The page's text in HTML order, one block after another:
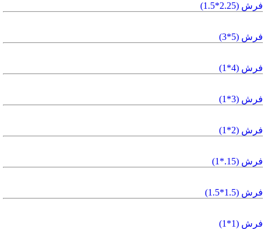
فرش (2.25*1.5)
فرش (5*3)
فرش (4*1)
فرش (3*1)
فرش (2*1)
فرش (15.*1)
فرش (1.5*1.5)
فرش (1*1)